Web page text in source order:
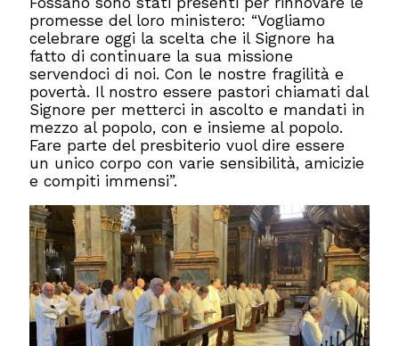
promesse del loro ministero: “Vogliamo
celebrare oggi la scelta che il Signore ha
fatto di continuare la sua missione
servendoci di noi. Con le nostre fragilità e
povertà. Il nostro essere pastori chiamati dal
Signore per metterci in ascolto e mandati in
mezzo al popolo, con e insieme al popolo.
Fare parte del presbiterio vuol dire essere
un unico corpo con varie sensibilità, amicizie
e compiti immensi”.